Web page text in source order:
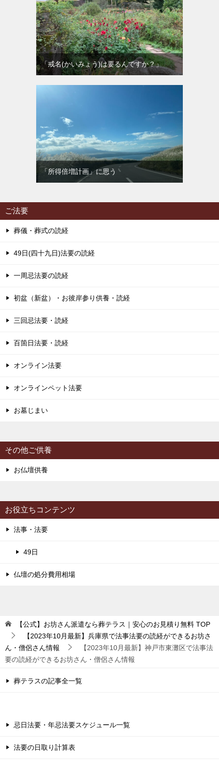
「戒名(かいみょう)は要るんですか？」
「所得倍増計画」に思う
ご法要
葬儀・葬式の読経
49日(四十九日)法要の読経
一周忌法要の読経
初盆（新盆）・お彼岸参り供養・読経
三回忌法要・読経
百箇日法要・読経
オンライン法要
オンラインペット法要
お墓じまい
その他ご供養
お仏壇供養
お役立ちコンテンツ
法事・法要
49日
仏壇の処分費用相場
【公式】お坊さん派遣なら葬テラス｜安心のお見積り無料 TOP
【2023年10月最新】兵庫県で法事法要の読経ができるお坊さ
ん・僧侶さん情報
【2023年10月最新】神戸市東灘区で法事法
要の読経ができるお坊さん・僧侶さん情報
葬テラスの記事全一覧
忌日法要・年忌法要スケジュール一覧
法要の日取り計算表